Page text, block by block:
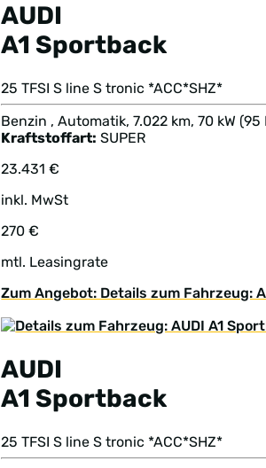
AUDI
A1 Sportback
25 TFSI S line S tronic *ACC*SHZ*
Benzin , Automatik, 7.022 km, 70 kW (95
Kraftstoffart: SUPER
23.431 €
inkl. MwSt
270 €
mtl. Leasingrate
Zum Angebot: Details zum Fahrzeug:
AUDI
A1 Sportback
25 TFSI S line S tronic *ACC*SHZ*